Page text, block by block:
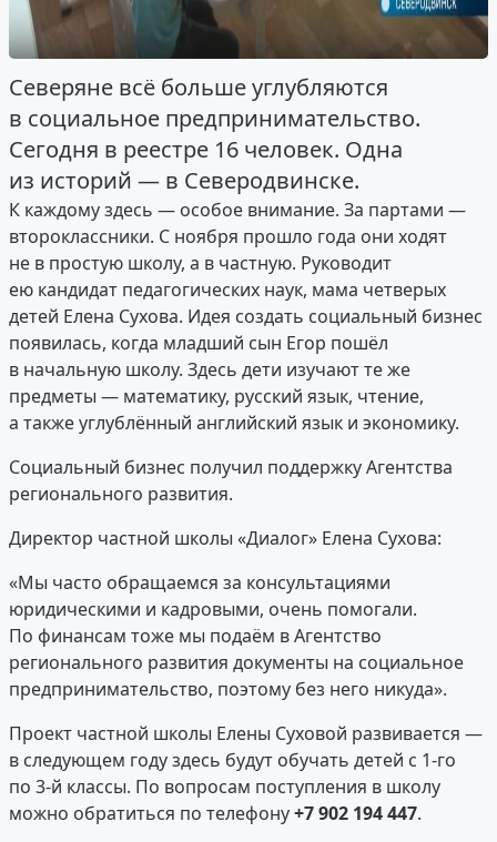
Северяне всё больше углубляются
в социальное предпринимательство.
Сегодня в реестре 16 человек. Одна
из историй — в Северодвинске.
К каждому здесь — особое внимание. За партами —
второклассники. С ноября прошло года они ходят
не в простую школу, а в частную. Руководит
ею кандидат педагогических наук, мама четверых
детей Елена Сухова. Идея создать социальный бизнес
появилась, когда младший сын Егор пошёл
в начальную школу. Здесь дети изучают те же
предметы — математику, русский язык, чтение,
а также углублённый английский язык и экономику.
Социальный бизнес получил поддержку Агентства
регионального развития.
Директор частной школы «Диалог» Елена Сухова:
«Мы часто обращаемся за консультациями
юридическими и кадровыми, очень помогали.
По финансам тоже мы подаём в Агентство
регионального развития документы на социальное
предпринимательство, поэтому без него никуда».
Проект частной школы Елены Суховой развивается —
в следующем году здесь будут обучать детей с 1-го
по 3-й классы. По вопросам поступления в школу
можно обратиться по телефону+7 902 194 447.